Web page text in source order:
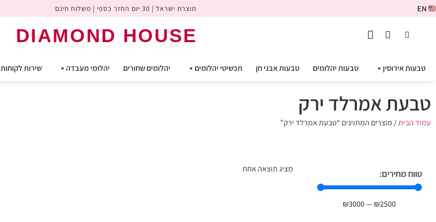
EN תוצרת ישראל | 30 יום החזר כספי | משלוח חינם
DIAMOND HOUSE
טבעות אירוסין טבעות יהלומים טבעות אבני חן תכשיטי יהלומים יהלומים שחורים יהלומי מעבדה שירות לקוחות
טבעת אמרלד ירק
עמוד הבית/ מוצרים המתויגים “טבעת אמרלד ירק”
טווח מחירים:
₪2500
—
₪3000
מציג תוצאה אחת